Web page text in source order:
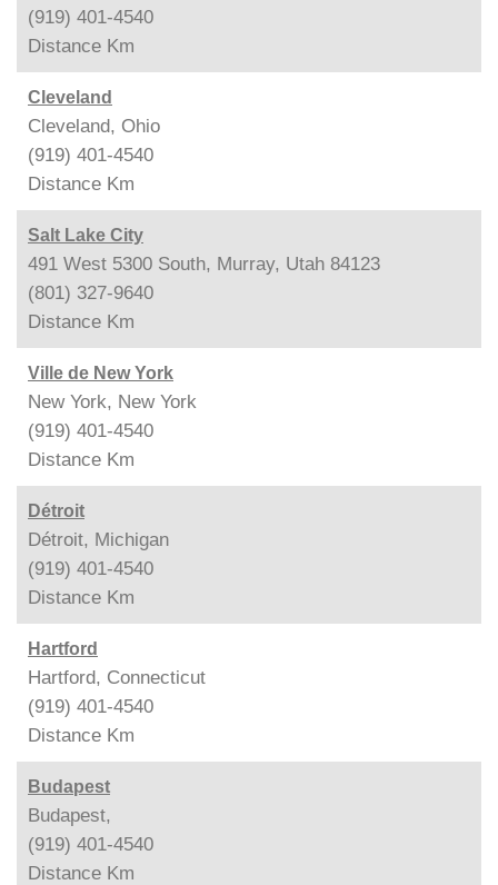
(919) 401-4540
Distance Km
Cleveland
Cleveland, Ohio
(919) 401-4540
Distance Km
Salt Lake City
491 West 5300 South, Murray, Utah 84123
(801) 327-9640
Distance Km
Ville de New York
New York, New York
(919) 401-4540
Distance Km
Détroit
Détroit, Michigan
(919) 401-4540
Distance Km
Hartford
Hartford, Connecticut
(919) 401-4540
Distance Km
Budapest
Budapest,
(919) 401-4540
Distance Km